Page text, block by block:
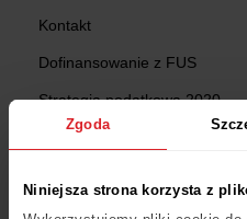
Zgoda
Niniejsza strona korzysta z
Kontakt
Dofinansowanie z FUS
Strategia podatkowa 2020
Strategia podatkowa 2021
Strategia podatkowa 2023